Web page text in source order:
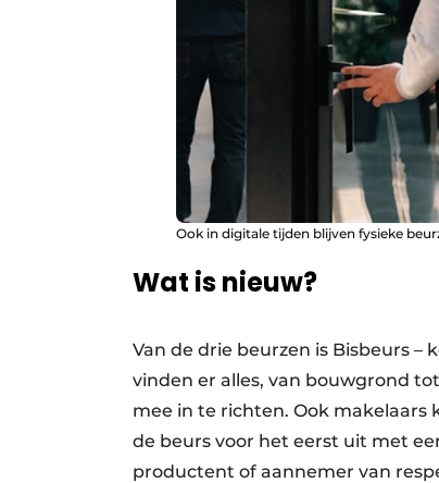
Ook in digitale tijden blijven fysieke
Wat is nieuw?
Van de drie beurzen is Bisbeurs –
vinden er alles, van bouwgrond
mee in te richten. Ook makelaars
de beurs voor het eerst uit met
productent of aannemer van